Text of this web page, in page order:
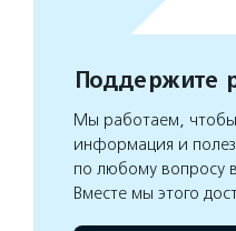
Поддержите
Мы работаем, чтобы
информация и
по любому вопросу
Вместе мы этого